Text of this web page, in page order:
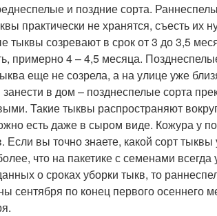
и поздние сорта.
практически не хранятся, съесть их
тыквы созревают в срок от 3 до 3,5
примерно 4 – 4,5 месяца.
еще не созрела, а на улице уже
в дом – позднеспелые сорта
Такие тыквы распространяют
есть даже в сыром виде. Кожура у
вы точно знаете, какой сорт тыквы
что на пакетике с семенами всегда
о сроках уборки тыкв, то
сентября по конец первого осеннего